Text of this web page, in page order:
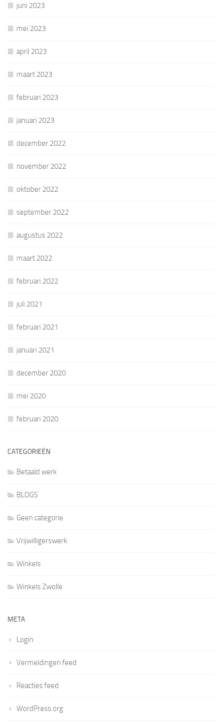
juni 2023
mei 2023
april 2023
maart 2023
februari 2023
januari 2023
december 2022
november 2022
oktober 2022
september 2022
augustus 2022
maart 2022
februari 2022
juli 2021
februari 2021
januari 2021
december 2020
mei 2020
februari 2020
CATEGORIEËN
Betaald werk
BLOGS
Geen categorie
Vrijwilligerswerk
Winkels
Winkels Zwolle
META
Login
Vermeldingen feed
Reacties feed
WordPress.org